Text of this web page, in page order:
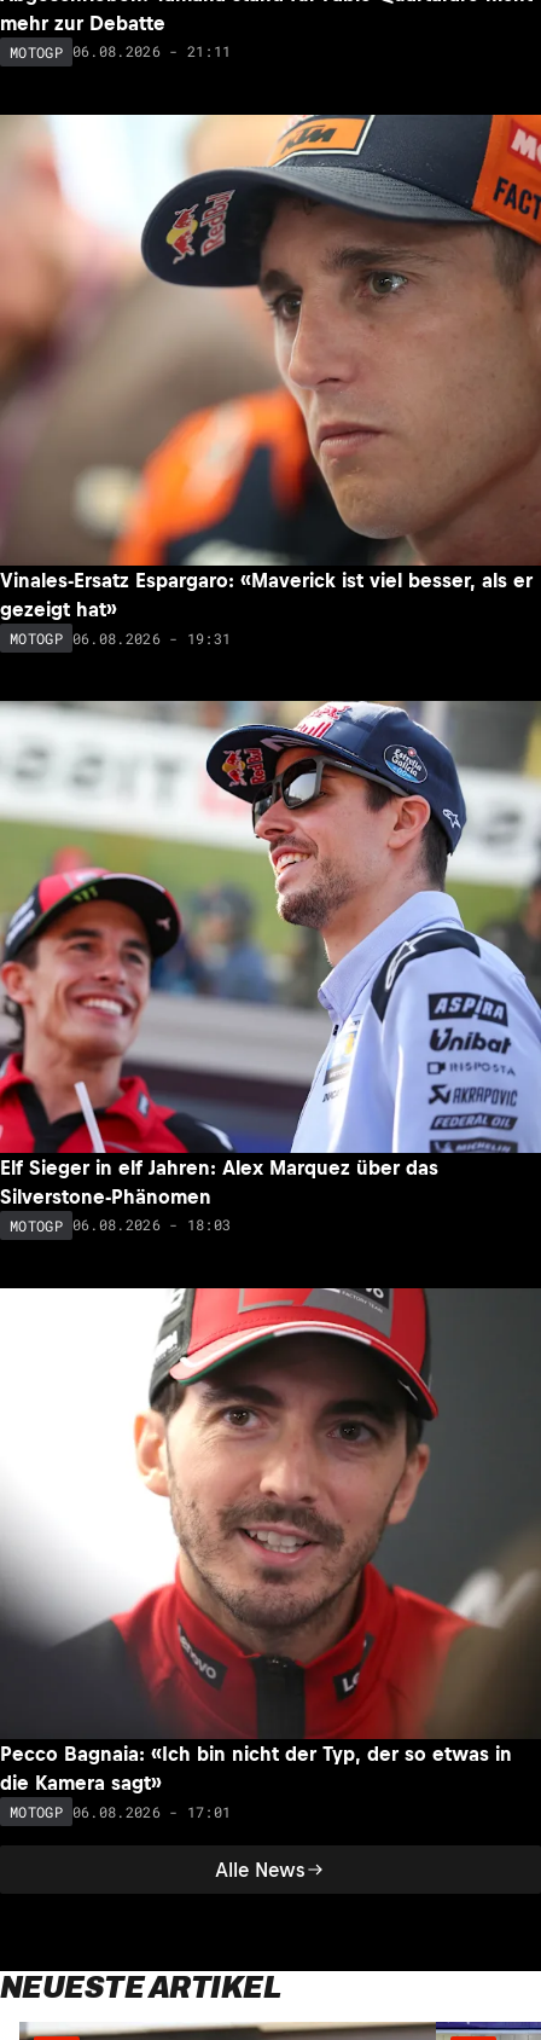
Alle News
mehr zur Debatte
MOTOGP 06.08.2026 - 21:11
Vinales-Ersatz Espargaro: «Maverick ist viel besser, als er
gezeigt hat»
MOTOGP 06.08.2026 - 19:31
Elf Sieger in elf Jahren: Alex Marquez über das
Silverstone-Phänomen
MOTOGP 06.08.2026 - 18:03
Pecco Bagnaia: «Ich bin nicht der Typ, der so etwas in
die Kamera sagt»
MOTOGP 06.08.2026 - 17:01
NEUESTE ARTIKEL